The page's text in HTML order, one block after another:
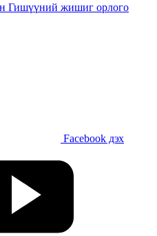
Гишүүний жишиг орлого
Facebook дэх